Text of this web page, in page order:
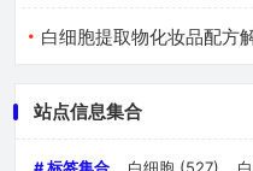
白细胞提取物化妆品配方
站点信息集合
# 标签集合 白细胞 (527)